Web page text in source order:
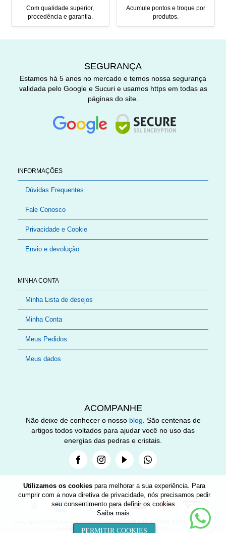
Utilizamos os cookies para melhorar a sua experiência. Para
cumprir com a nova diretiva de privacidade, nós precisamos pedir
seu consentimento para definir os cookies.
Saiba mais.
PERMITIR COOKIES
Com qualidade superior,
procedência e garantia.
Acumule pontos e troque por
produtos.
INFORMAÇÕES
Dúvidas Frequentes
Fale Conosco
Privacidade e Cookie
Envio e devolução
MINHA CONTA
Minha Lista de desejos
Minha Conta
Meus Pedidos
Meus dados
SEGURANÇA
Estamos há 5 anos no mercado e temos nossa segurança
validada pelo Google e Sucuri e usamos https em todas as
páginas do site.
ACOMPANHE
Não deixe de conhecer o nosso blog. São centenas de
artigos todos voltados para ajudar você no uso das
energias das pedras e cristais.
FacebookInstagramYoutubeWhatsapp
Copyright © 2019-present Cristais Aquarius CNPJ 33.301.931.0001-89. Todos
direitos reservados. Desenvolvido por O2TI.